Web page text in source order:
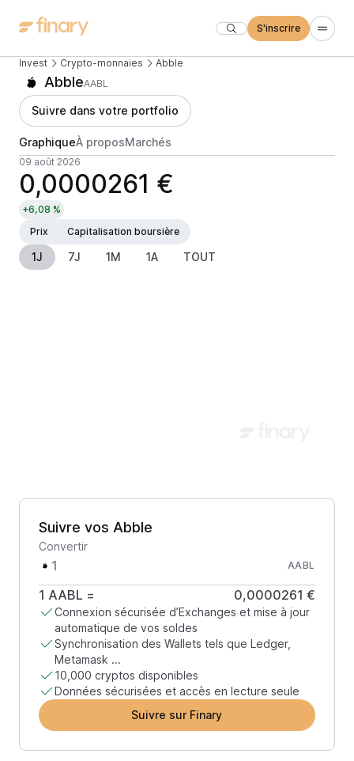
S'inscrire
Invest Crypto-monnaies Abble
AbbleAABL
Suivre dans votre portfolio
GraphiqueÀ proposMarchés
09 août 2026
0,0000261 €
+6,08 %
Prix
Capitalisation boursière
1J 7J 1M 1A TOUT
Suivre vos Abble
Convertir
AABL
1 AABL = 0,0000261 €
Connexion sécurisée d’Exchanges et mise à jour
automatique de vos soldes
Synchronisation des Wallets tels que Ledger,
Metamask ...
10,000 cryptos disponibles
Données sécurisées et accès en lecture seule
Suivre sur Finary